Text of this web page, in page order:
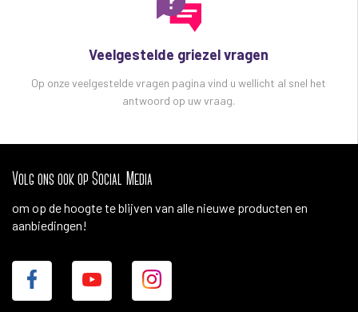
Veelgestelde griezel vragen
Op onze veelgestelde vragen pagina vind u wellicht al snel het
antwoord op uw vraag.
Volg ons ook op Social Media
om op de hoogte te blijven van alle nieuwe producten en
aanbiedingen!